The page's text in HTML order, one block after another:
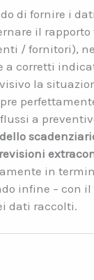
di fornire i
il rapporto
/ fornitori),
a corretti
la
a
in
infine – con
dati raccolti.